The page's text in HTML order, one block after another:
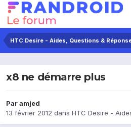
HTC Desire - Aides, Questions &
x8 ne démarre plus
Paramjed
13 février 2012 dans HTC Desire -